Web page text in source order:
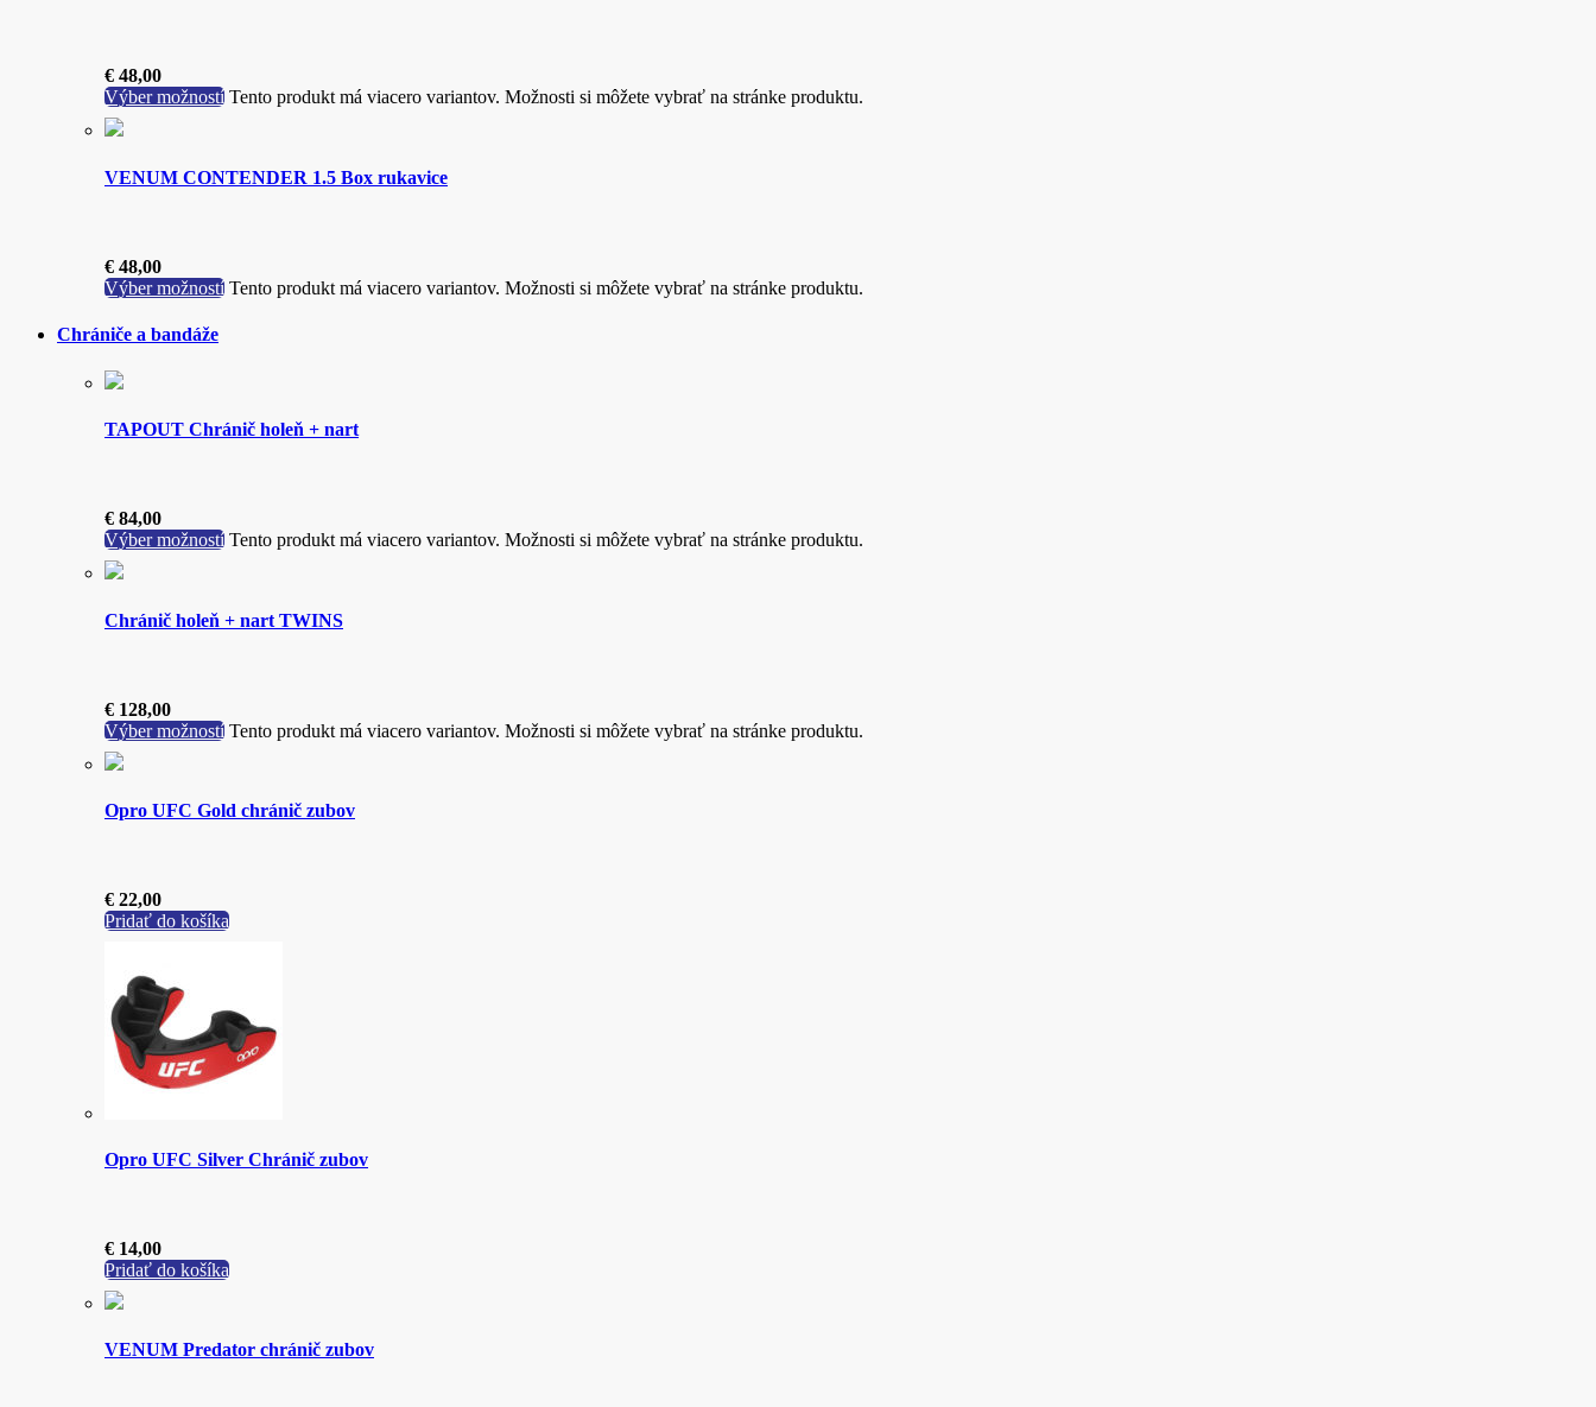
€ 48,00
Výber možností Tento produkt má viacero variantov. Možnosti si môžete vybrať na stránke produktu.
VENUM CONTENDER 1.5 Box rukavice
€ 48,00
Výber možností Tento produkt má viacero variantov. Možnosti si môžete vybrať na stránke produktu.
Chrániče a bandáže
TAPOUT Chránič holeň + nart
€ 84,00
Výber možností Tento produkt má viacero variantov. Možnosti si môžete vybrať na stránke produktu.
Chránič holeň + nart TWINS
€ 128,00
Výber možností Tento produkt má viacero variantov. Možnosti si môžete vybrať na stránke produktu.
Opro UFC Gold chránič zubov
€ 22,00
Pridať do košíka
Opro UFC Silver Chránič zubov
€ 14,00
Pridať do košíka
VENUM Predator chránič zubov